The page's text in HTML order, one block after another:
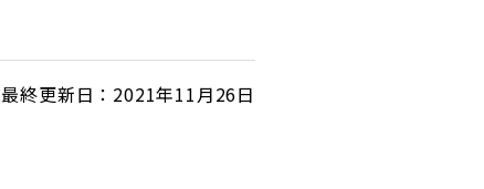
最終更新日：2021年11月26日